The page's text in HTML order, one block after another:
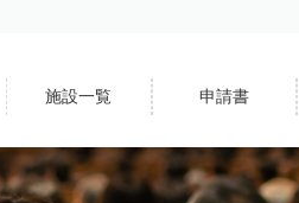
施設一覧 申請書